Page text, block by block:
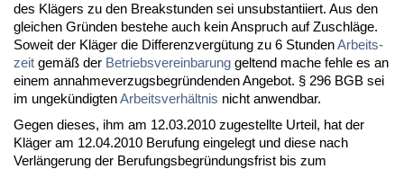
des Klägers zu den Break­stun­den sei un­sub­stan­ti­iert. Aus den
glei­chen Gründen be­ste­he auch kein An­spruch auf Zu­schläge.
So­weit der Kläger die Dif­fe­renz­vergütung zu 6 St­un­denAr­beits­
zeit gemäß der Be­triebs­ver­ein­ba­rung gel­tend ma­che feh­le es an
ei­nem an­nah­me­ver­zugs­be­gründen­den An­ge­bot. § 296 BGB sei
im un­gekündig­tenAr­beits­verhält­nis nicht an­wend­bar.
Ge­gen die­ses, ihm am 12.03.2010 zu­ge­stell­te Ur­teil, hat der
Kläger am 12.04.2010 Be­ru­fung ein­ge­legt und die­se nach
Verlänge­rung der Be­ru­fungs­be­gründungs­frist bis zum